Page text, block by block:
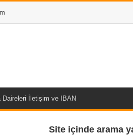
Daireleri İletişim ve IBAN
Site içinde arama